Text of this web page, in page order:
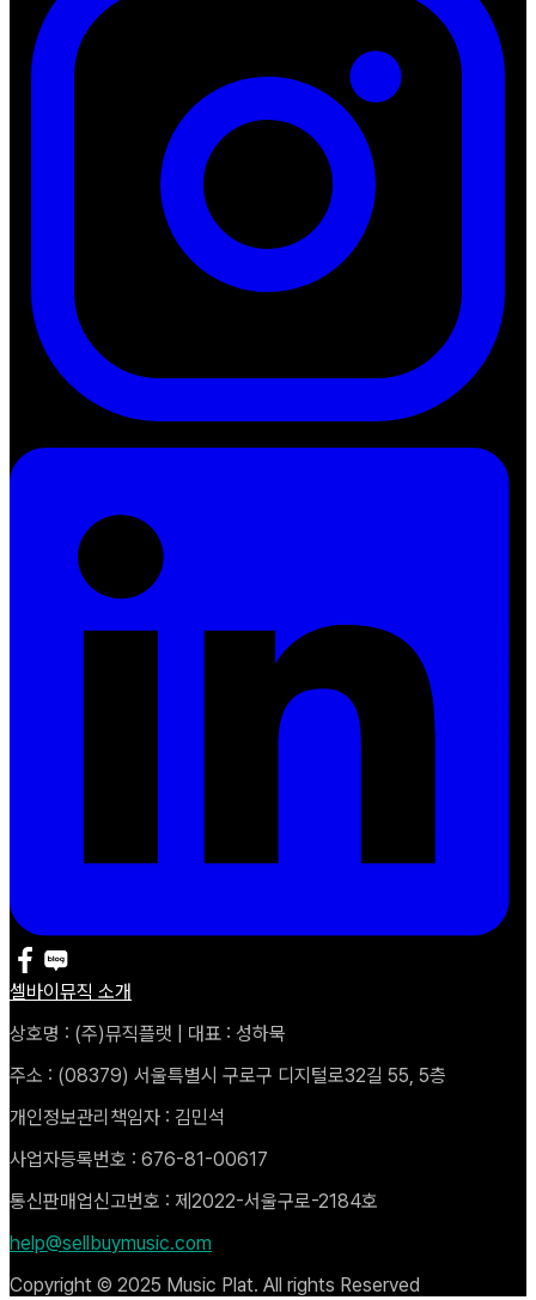
셀바이뮤직 소개
상호명 : (주)뮤직플랫 | 대표 : 성하묵
주소 : (08379) 서울특별시 구로구 디지털로32길 55, 5층
개인정보관리책임자 : 김민석
사업자등록번호 : 676-81-00617
통신판매업신고번호 : 제2022-서울구로-2184호
help@sellbuymusic.com
Copyright © 2025 Music Plat. All rights Reserved